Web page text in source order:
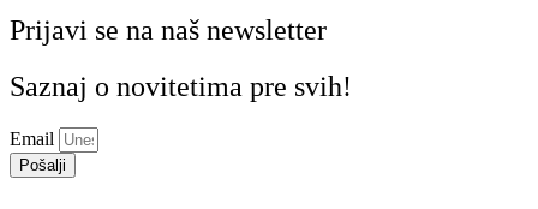
Prijavi se na naš newsletter
Saznaj o novitetima pre svih!
Email
Pošalji